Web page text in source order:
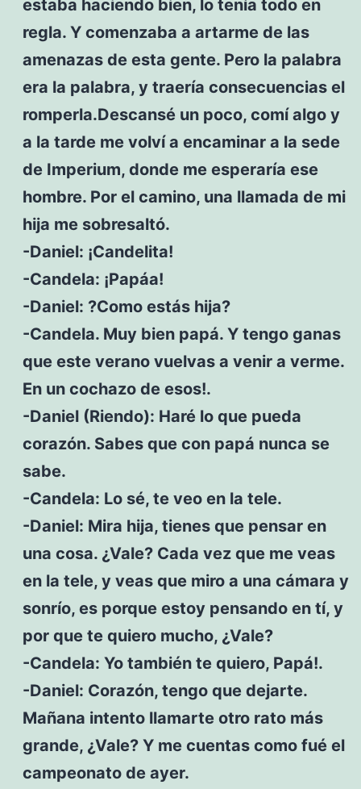
estaba haciendo bien, lo tenía todo en
regla. Y comenzaba a artarme de las
amenazas de esta gente. Pero la palabra
era la palabra, y traería consecuencias el
romperla.Descansé un poco, comí algo y
a la tarde me volví a encaminar a la sede
de Imperium, donde me esperaría ese
hombre. Por el camino, una llamada de mi
hija me sobresaltó.
-Daniel: ¡Candelita!
-Candela: ¡Papáa!
-Daniel: ?Como estás hija?
-Candela. Muy bien papá. Y tengo ganas
que este verano vuelvas a venir a verme.
En un cochazo de esos!.
-Daniel (Riendo): Haré lo que pueda
corazón. Sabes que con papá nunca se
sabe.
-Candela: Lo sé, te veo en la tele.
-Daniel: Mira hija, tienes que pensar en
una cosa. ¿Vale? Cada vez que me veas
en la tele, y veas que miro a una cámara y
sonrío, es porque estoy pensando en tí, y
por que te quiero mucho, ¿Vale?
-Candela: Yo también te quiero, Papá!.
-Daniel: Corazón, tengo que dejarte.
Mañana intento llamarte otro rato más
grande, ¿Vale? Y me cuentas como fué el
campeonato de ayer.